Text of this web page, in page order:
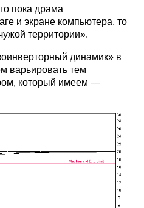
пока драма
и экране компьютера, то
территории».
динамик» в
варьировать тем
который имеем —